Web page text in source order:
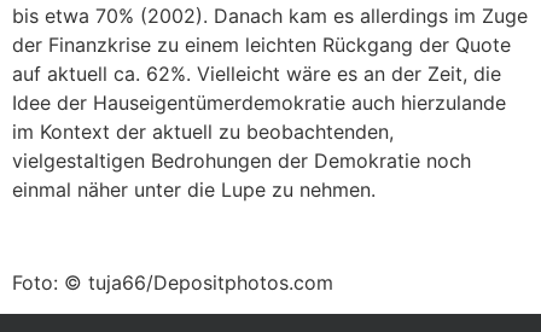
bis etwa 70% (2002). Danach kam es allerdings im Zuge
der Finanzkrise zu einem leichten Rückgang der Quote
auf aktuell ca. 62%. Vielleicht wäre es an der Zeit, die
Idee der Hauseigentümerdemokratie auch hierzulande
im Kontext der aktuell zu beobachtenden,
vielgestaltigen Bedrohungen der Demokratie noch
einmal näher unter die Lupe zu nehmen.
Foto: © tuja66/Depositphotos.com